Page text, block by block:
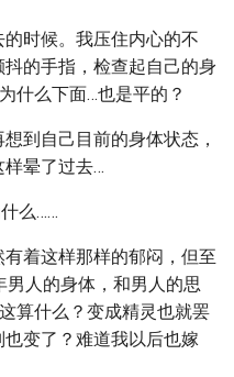
时候。我压住内心的不
的手指，检查起自己的身
什么下面…也是平的？
到自己目前的身体状态，
样晕了过去…
么……
着这样那样的郁闷，但至
人的身体，和男人的思
算什么？变成精灵也就罢
变了？难道我以后也嫁